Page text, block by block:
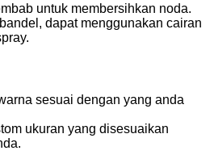
untuk membersihkan noda.
dapat menggunakan cairan
sesuai dengan yang anda
ukuran yang disesuaikan